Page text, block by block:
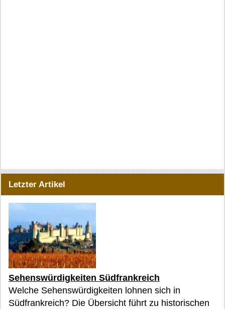
Letzter Artikel
Sehenswürdigkeiten Südfrankreich
Welche Sehenswürdigkeiten lohnen sich in
Südfrankreich? Die Übersicht führt zu historischen